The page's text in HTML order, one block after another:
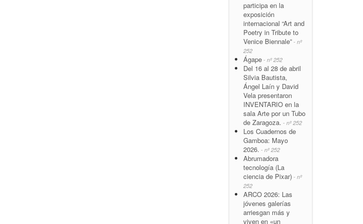
participa en la
exposición
internacional “Art and
Poetry in Tribute to
Venice Biennale” - nº
252
Ágape - nº 252
Del 16 al 28 de abril
Silvia Bautista,
Ángel Laín y David
Vela presentaron
INVENTARIO en la
sala Arte por un Tubo
de Zaragoza. - nº 252
Los Cuadernos de
Gamboa: Mayo
2026. - nº 252
Abrumadora
tecnología (La
ciencia de Pixar) - nº
252
ARCO 2026: Las
jóvenes galerías
arriesgan más y
viven en «un